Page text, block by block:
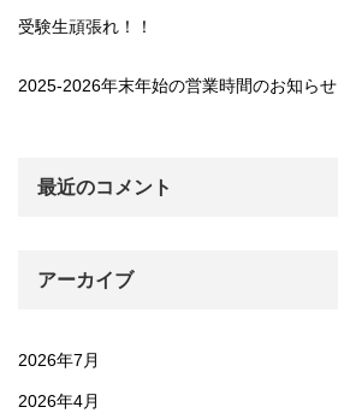
受験生頑張れ！！
2025-2026年末年始の営業時間のお知らせ
最近のコメント
アーカイブ
2026年7月
2026年4月